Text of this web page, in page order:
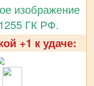
изображение
ГК РФ.
+1 к удаче: